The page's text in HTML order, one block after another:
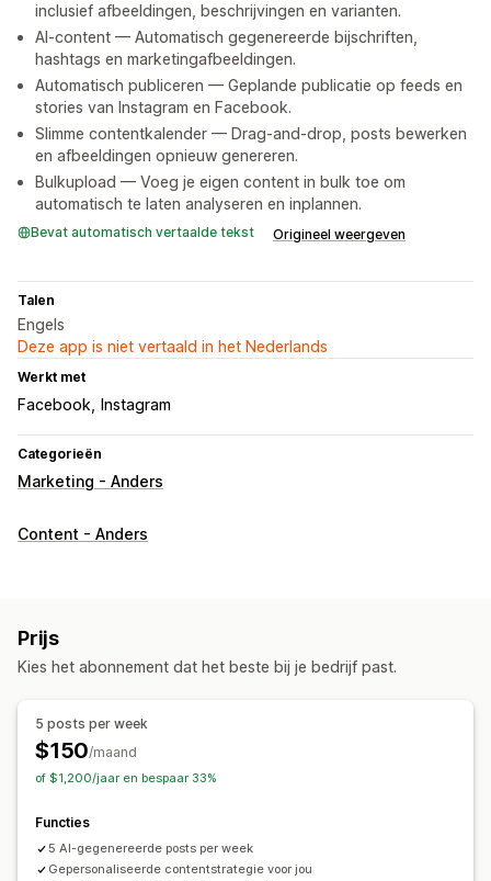
inclusief afbeeldingen, beschrijvingen en varianten.
AI-content — Automatisch gegenereerde bijschriften,
hashtags en marketingafbeeldingen.
Automatisch publiceren — Geplande publicatie op feeds en
stories van Instagram en Facebook.
Slimme contentkalender — Drag-and-drop, posts bewerken
en afbeeldingen opnieuw genereren.
Bulkupload — Voeg je eigen content in bulk toe om
automatisch te laten analyseren en inplannen.
Bevat automatisch vertaalde tekst Origineel weergeven
Talen
Engels
Deze app is niet vertaald in het Nederlands
Werkt met
Facebook Instagram
Categorieën
Marketing - Anders
Content - Anders
Prijs
Kies het abonnement dat het beste bij je bedrijf past.
5 posts per week
$150/maand
of $1,200/jaar en bespaar 33%
Functies
5 AI-gegenereerde posts per week
Gepersonaliseerde contentstrategie voor jou